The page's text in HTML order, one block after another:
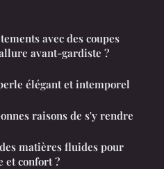
avec des coupes
avant-gardiste ?
élégant et intemporel
raisons de s'y rendre
matières fluides pour
et confort ?